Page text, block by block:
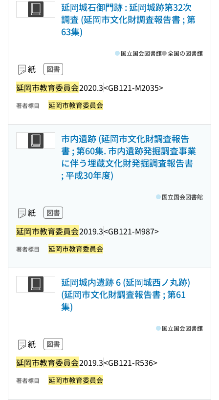
延岡城石御門跡 : 延岡城跡第32次
調査 (延岡市文化財調査報告書 ; 第
63集)
紙 図書
延岡市教育委員会2020.3<GB121-M2035>
国立国会図書館 全国の図書館
著者標目 延岡市教育委員会
市内遺跡 (延岡市文化財調査報告
書 ; 第60集. 市内遺跡発掘調査事業
に伴う埋蔵文化財発掘調査報告書
; 平成30年度)
紙 図書
延岡市教育委員会2019.3<GB121-M987>
国立国会図書館
著者標目 延岡市教育委員会
延岡城内遺跡 6 (延岡城西ノ丸跡)
(延岡市文化財調査報告書 ; 第61
集)
紙 図書
延岡市教育委員会2019.3<GB121-R536>
国立国会図書館
著者標目 延岡市教育委員会